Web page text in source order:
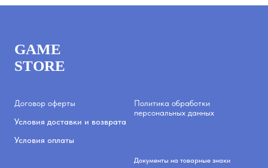
GAME
STORE
Договор оферты
Условия доставки и возврата
Условия оплаты
Политика обработки
персональных данных
Документы на товарные знаки